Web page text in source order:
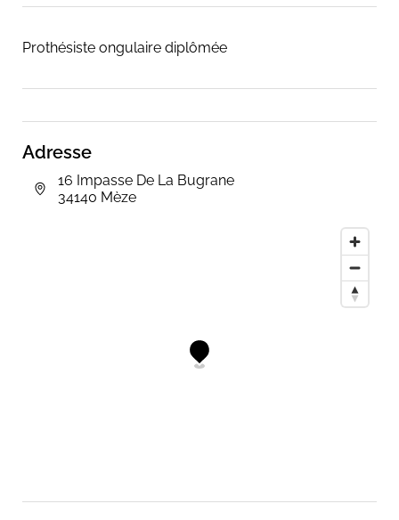
Adresse
16 Impasse De La Bugrane
34140 Mèze
Prothésiste ongulaire diplômée